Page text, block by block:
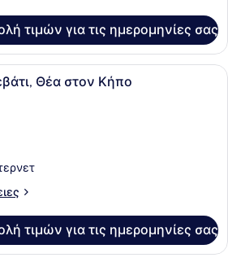
τιμών για τις ημερομηνίες σας
Ένα υπνοδωμάτιο με ένα ξύλινο
Θέα στον Κήπο
τιμών για τις ημερομηνίες σας